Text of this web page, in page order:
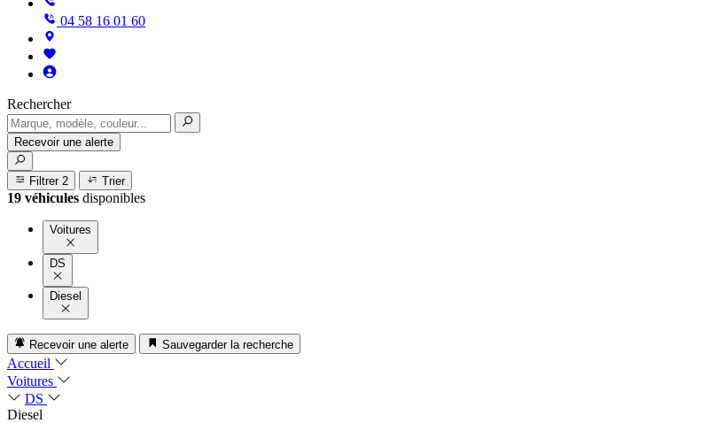
04 58 16 01 60
Rechercher
Recevoir une alerte
Filtrer 2 Trier
19 véhicules disponibles
Voitures
DS
Diesel
Recevoir une alerte Sauvegarder la recherche
Accueil
Voitures
DS
Diesel